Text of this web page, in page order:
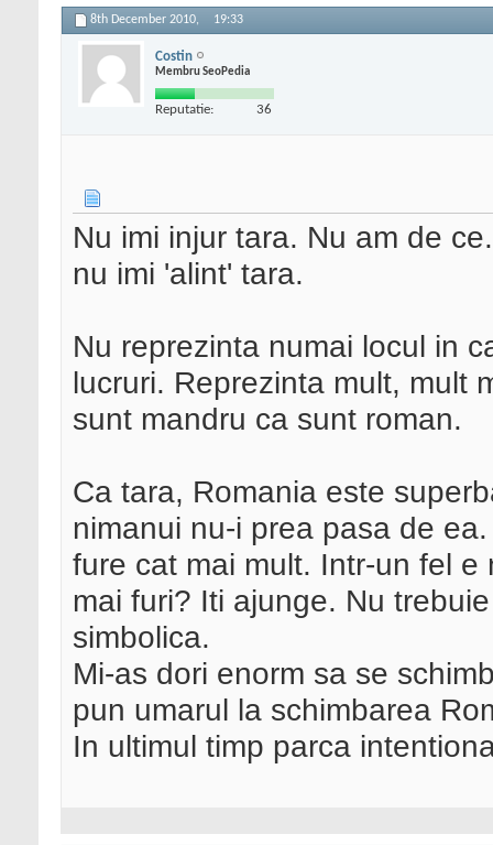
8th December 2010, 19:33
Costin
Membru SeoPedia
Reputatie: 36
Nu imi injur tara. Nu am de
nu imi 'alint' tara.
Nu reprezinta numai locul in
lucruri. Reprezinta mult, mult
sunt mandru ca sunt roman.
Ca tara, Romania este
nimanui nu-i prea pasa de
fure cat mai mult. Intr-un fel
mai furi? Iti ajunge. Nu
simbolica.
Mi-as dori enorm sa se
pun umarul la schimbarea
In ultimul timp parca